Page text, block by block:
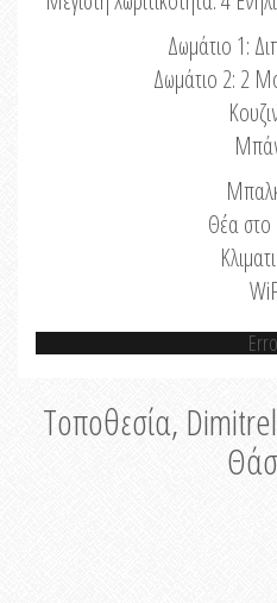
Δωμάτιο 1:
Δωμάτιο 2: 2
Θέα
Τοποθεσία,